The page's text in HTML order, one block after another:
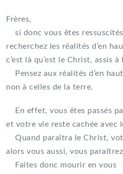
Frères,
si donc vous êtes
recherchez les réalités d’en
c’est là qu’est le Christ, assis
Pensez aux réalités d’en
non à celles de la terre.
En effet, vous êtes passés
et votre vie reste cachée avec
Quand paraîtra le Christ,
alors vous aussi, vous
Faites donc mourir en vous